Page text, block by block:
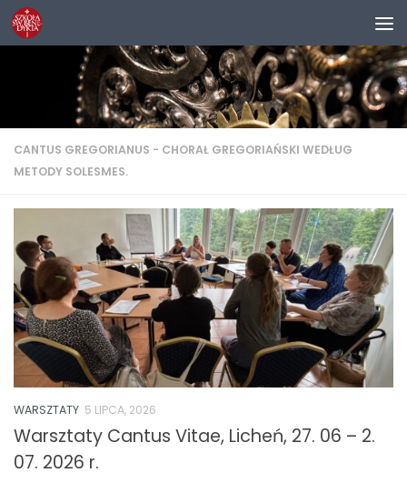
Przejdź do treści
CANTUS GREGORIANUS - CHORAŁ GREGORIAŃSKI WEDŁUG
METODY SOLESMES.
WARSZTATY 5 LIPCA, 2026
Warsztaty Cantus Vitae, Licheń, 27. 06 – 2.
07. 2026 r.